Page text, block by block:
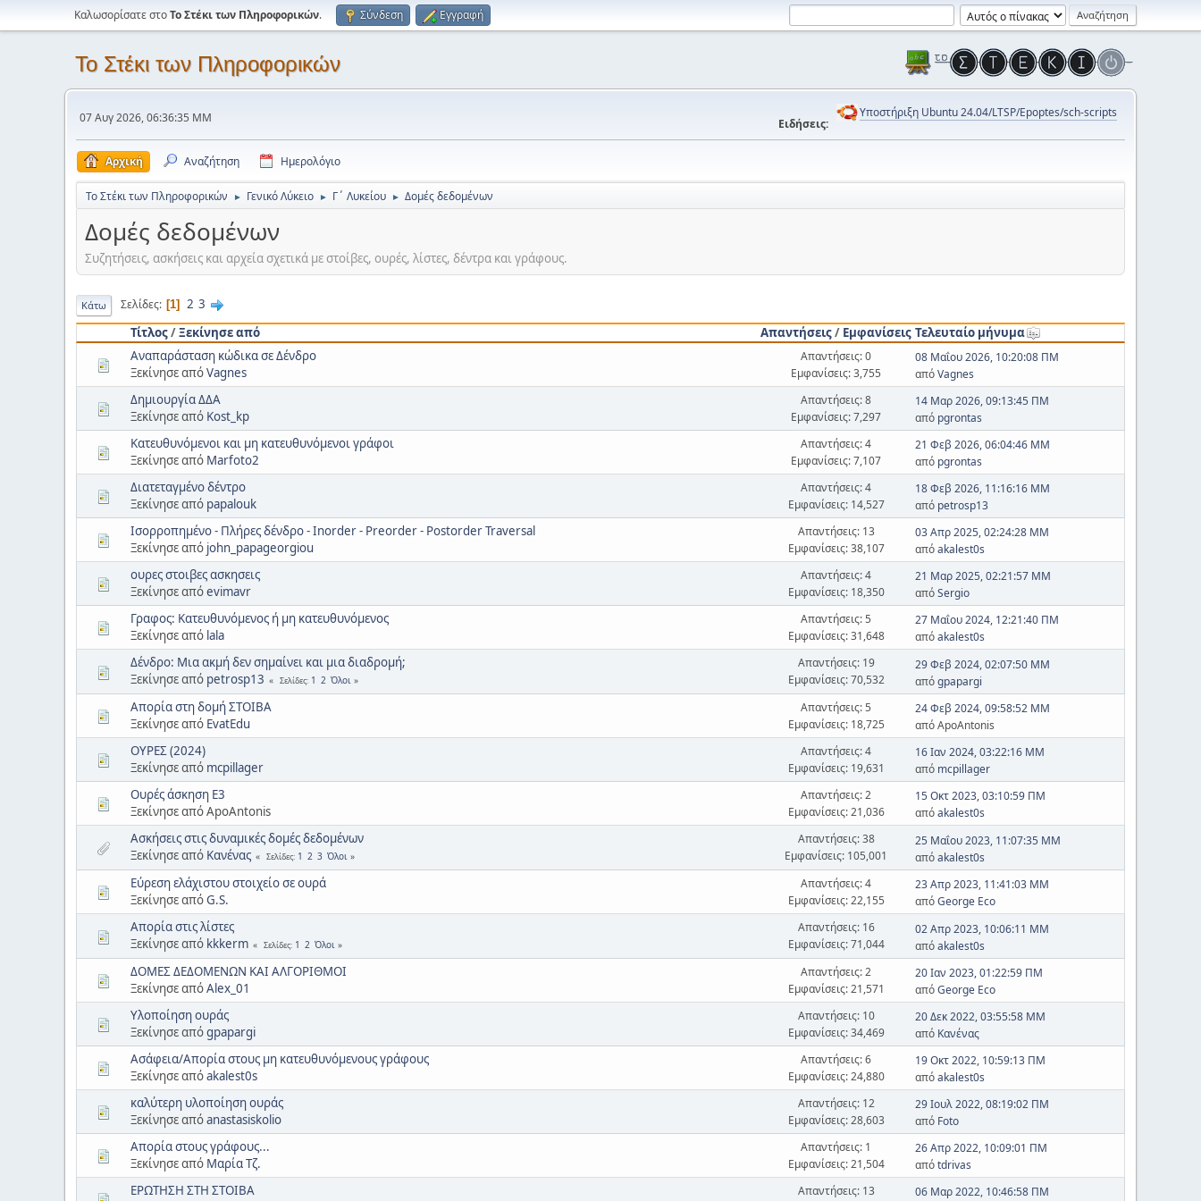
Καλωσορίσατε στοΤο Στέκι των Πληροφορικών. Σύνδεση Εγγραφή
Το Στέκι των Πληροφορικών
07 Αυγ 2026, 06:36:35 ΜΜ Ειδήσεις:
Υποστήριξη Ubuntu 24.04/LTSP/Epoptes/sch-scripts
Αρχική Αναζήτηση Ημερολόγιο
Το Στέκι των Πληροφορικών ► Γενικό Λύκειο ► Γ΄ Λυκείου ► Δομές δεδομένων
Δομές δεδομένων
Συζητήσεις, ασκήσεις και αρχεία σχετικά με στοίβες, ουρές, λίστες, δέντρα και γράφους.
Κάτω Σελίδες 1 2 3
Τίτλος/Ξεκίνησε από Απαντήσεις/ Εμφανίσεις Τελευταίο μήνυμα
Αναπαράσταση κώδικα σε Δένδρο
Ξεκίνησε απόVagnes
Απαντήσεις: 0
Εμφανίσεις: 3,755
08 Μαΐου 2026, 10:20:08 ΠΜ
απόVagnes
Δημιουργία ΔΔΑ
Ξεκίνησε από Kost_kp
Απαντήσεις: 8
Εμφανίσεις: 7,297
14 Μαρ 2026, 09:13:45 ΠΜ
από pgrontas
Κατευθυνόμενοι και μη κατευθυνόμενοι γράφοι
Ξεκίνησε από Marfoto2
Απαντήσεις: 4
Εμφανίσεις: 7,107
21 Φεβ 2026, 06:04:46 ΜΜ
από pgrontas
Διατεταγμένο δέντρο
Ξεκίνησε από papalouk
Απαντήσεις: 4
Εμφανίσεις: 14,527
18 Φεβ 2026, 11:16:16 ΜΜ
από petrosp13
Ισορροπημένο - Πλήρες δένδρο - Inorder - Preorder - Postorder Traversal
Ξεκίνησε από john_papageorgiou
Απαντήσεις: 13
Εμφανίσεις: 38,107
03 Απρ 2025, 02:24:28 ΜΜ
απόakalest0s
ουρες στοιβες ασκησεις
Ξεκίνησε απόevimavr
Απαντήσεις: 4
Εμφανίσεις: 18,350
21 Μαρ 2025, 02:21:57 ΜΜ
απόSergio
Γραφος: Κατευθυνόμενος ή μη κατευθυνόμενος
Ξεκίνησε από lala
Απαντήσεις: 5
Εμφανίσεις: 31,648
27 Μαΐου 2024, 12:21:40 ΠΜ
απόakalest0s
Δένδρο: Μια ακμή δεν σημαίνει και μια διαδρομή;
Ξεκίνησε από petrosp13 Σελίδες 1 2 Όλοι
Απαντήσεις: 19
Εμφανίσεις: 70,532
29 Φεβ 2024, 02:07:50 ΜΜ
απόgpapargi
Απορία στη δομή ΣΤΟΙΒΑ
Ξεκίνησε από EvatEdu
Απαντήσεις: 5
Εμφανίσεις: 18,725
24 Φεβ 2024, 09:58:52 ΜΜ
από ApoAntonis
ΟΥΡΕΣ (2024)
Ξεκίνησε από mcpillager
Απαντήσεις: 4
Εμφανίσεις: 19,631
16 Ιαν 2024, 03:22:16 ΜΜ
από mcpillager
Ουρές άσκηση Ε3
Ξεκίνησε από ApoAntonis
Απαντήσεις: 2
Εμφανίσεις: 21,036
15 Οκτ 2023, 03:10:59 ΠΜ
απόakalest0s
Ασκήσεις στις δυναμικές δομές δεδομένων
Ξεκίνησε από Κανένας Σελίδες 1 2 3 Όλοι
Απαντήσεις: 38
Εμφανίσεις: 105,001
25 Μαΐου 2023, 11:07:35 ΜΜ
απόakalest0s
Εύρεση ελάχιστου στοιχείο σε ουρά
Ξεκίνησε απόG.S.
Απαντήσεις: 4
Εμφανίσεις: 22,155
23 Απρ 2023, 11:41:03 ΜΜ
απόGeorge Eco
Απορία στις λίστες
Ξεκίνησε από kkkerm Σελίδες 1 2 Όλοι
Απαντήσεις: 16
Εμφανίσεις: 71,044
02 Απρ 2023, 10:06:11 ΜΜ
απόakalest0s
ΔΟΜΕΣ ΔΕΔΟΜΕΝΩΝ ΚΑΙ ΑΛΓΟΡΙΘΜΟΙ
Ξεκίνησε απόAlex_01
Απαντήσεις: 2
Εμφανίσεις: 21,571
20 Ιαν 2023, 01:22:59 ΠΜ
απόGeorge Eco
Υλοποίηση ουράς
Ξεκίνησε απόgpapargi
Απαντήσεις: 10
Εμφανίσεις: 34,469
20 Δεκ 2022, 03:55:58 ΜΜ
από Κανένας
Ασάφεια/Απορία στους μη κατευθυνόμενους γράφους
Ξεκίνησε απόakalest0s
Απαντήσεις: 6
Εμφανίσεις: 24,880
19 Οκτ 2022, 10:59:13 ΠΜ
απόakalest0s
καλύτερη υλοποίηση ουράς
Ξεκίνησε απόanastasiskolio
Απαντήσεις: 12
Εμφανίσεις: 28,603
29 Ιουλ 2022, 08:19:02 ΠΜ
από Foto
Απορία στους γράφους...
Ξεκίνησε από Mαρία Τζ.
Απαντήσεις: 1
Εμφανίσεις: 21,504
26 Απρ 2022, 10:09:01 ΠΜ
απόtdrivas
ΕΡΩΤΗΣΗ ΣΤΗ ΣΤΟΙΒΑ
Απαντήσεις: 13
06 Μαρ 2022, 10:46:58 ΠΜ